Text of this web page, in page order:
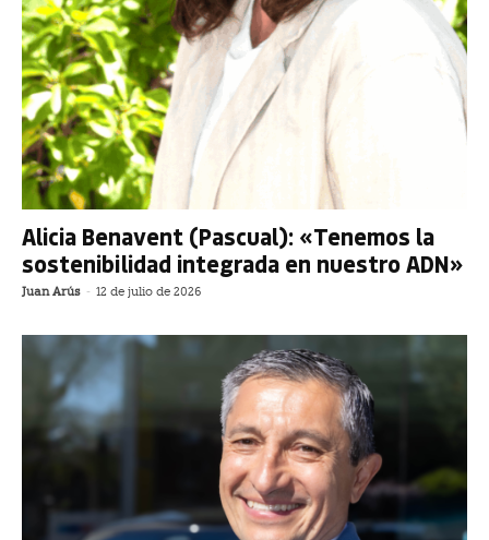
Alicia Benavent (Pascual): «Tenemos la
sostenibilidad integrada en nuestro ADN»
Juan Arús - 12 de julio de 2026